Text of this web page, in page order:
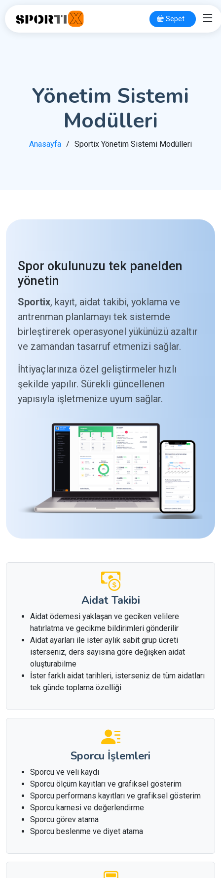
Sepet
Yönetim Sistemi
Modülleri
Anasayfa Sportix Yönetim Sistemi Modülleri
Spor okulunuzu tek panelden
yönetin
Sportix, kayıt, aidat takibi, yoklama ve
antrenman planlamayı tek sistemde
birleştirerek operasyonel yükünüzü azaltır
ve zamandan tasarruf etmenizi sağlar.
İhtiyaçlarınıza özel geliştirmeler hızlı
şekilde yapılır. Sürekli güncellenen
yapısıyla işletmenize uyum sağlar.
Aidat Takibi
Aidat ödemesi yaklaşan ve geciken velilere
hatırlatma ve gecikme bildirimleri gönderilir
Aidat ayarları ile ister aylık sabit grup ücreti
isterseniz, ders sayısına göre değişken aidat
oluşturabilme
İster farklı aidat tarihleri, isterseniz de tüm aidatları
tek günde toplama özelliği
Sporcu İşlemleri
Sporcu ve veli kaydı
Sporcu ölçüm kayıtları ve grafiksel gösterim
Sporcu performans kayıtları ve grafiksel gösterim
Sporcu karnesi ve değerlendirme
Sporcu görev atama
Sporcu beslenme ve diyet atama